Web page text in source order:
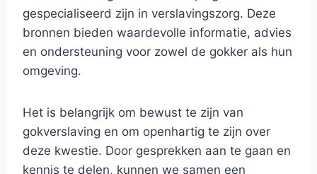
gespecialiseerd zijn in verslavingszorg. Deze
bronnen bieden waardevolle informatie, advies
en ondersteuning voor zowel de gokker als hun
omgeving.
Het is belangrijk om bewust te zijn van
gokverslaving en om openhartig te zijn over
deze kwestie. Door gesprekken aan te gaan en
kennis te delen, kunnen we samen een